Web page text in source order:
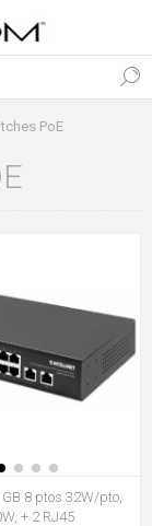
PoE
GB 8 ptos 32W/pto,
+ 2 RJ45